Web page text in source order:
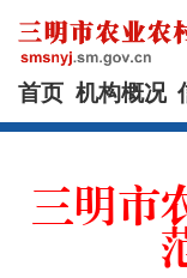
首页 机构概况
三明市